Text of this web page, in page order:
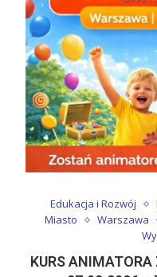
Edukacja i Rozwój
Miasto
Warszawa
KURS